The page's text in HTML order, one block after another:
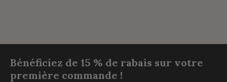
Bénéficiez de 15 % de rabais sur votre
première commande !